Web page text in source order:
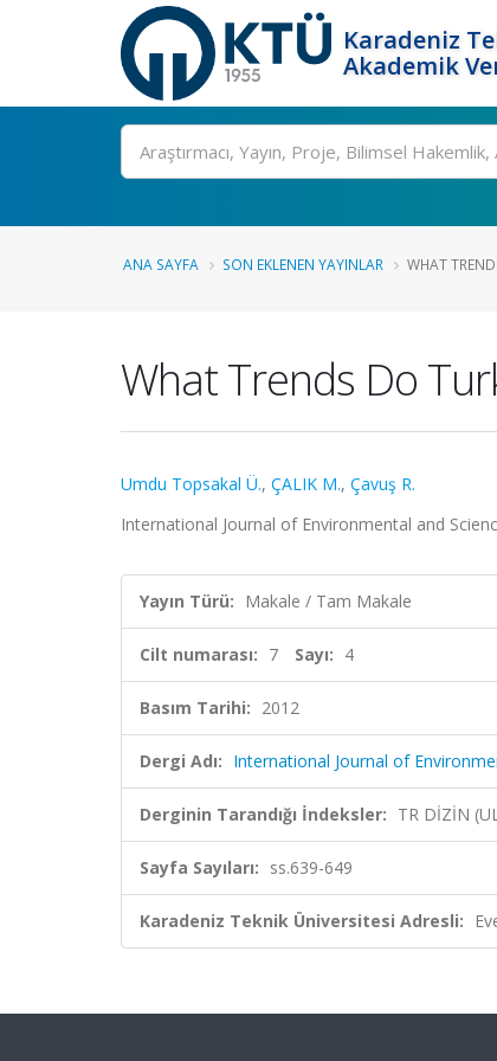
Karadeniz
Akademik
Ara
ANA SAYFA SON EKLENEN YAYINLAR WHAT
What Trends Do
Umdu Topsakal Ü., ÇALIK M., Çavuş R.
International Journal of Environmental and
Yayın Türü: Makale / Tam Makale
Cilt numarası: 7 Sayı: 4
Basım Tarihi: 2012
Dergi Adı: International Journal of
Derginin Tarandığı İndeksler: TR DİZİN
Sayfa Sayıları: ss.639-649
Karadeniz Teknik Üniversitesi Adresli: